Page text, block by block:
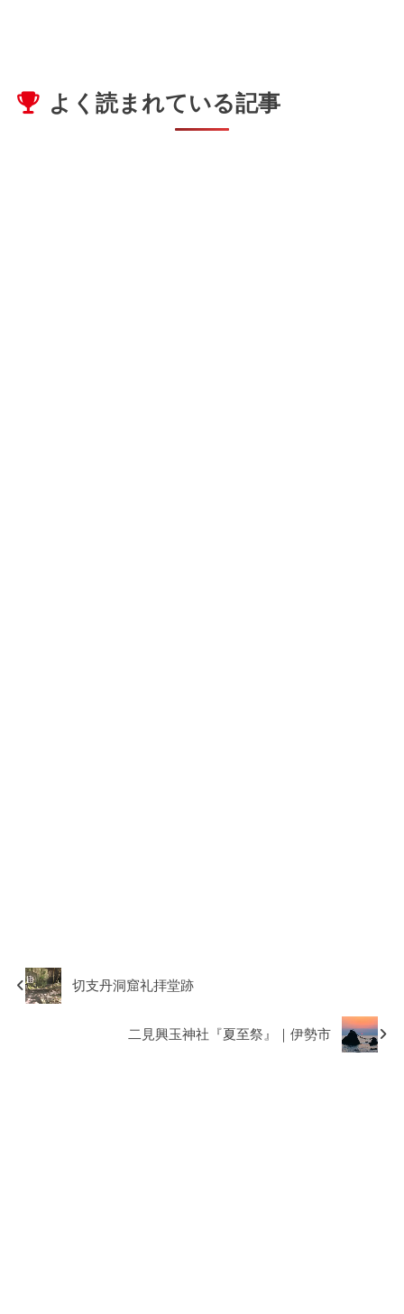
よく読まれている記事
切支丹洞窟礼拝堂跡
二見興玉神社『夏至祭』｜伊勢市